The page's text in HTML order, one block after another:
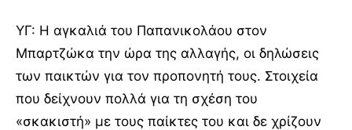
ΥΓ: Η αγκαλιά του Παπανικολάου στον
Μπαρτζώκα την ώρα της αλλαγής, οι δηλώσεις
των παικτών για τον προπονητή τους. Στοιχεία
που δείχνουν πολλά για τη σχέση του
«σκακιστή» με τους παίκτες του και δε χρίζουν